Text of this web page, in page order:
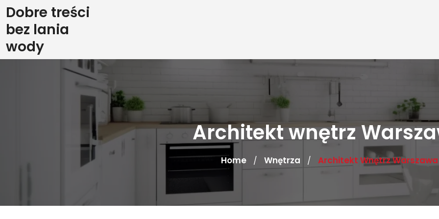
Skip
to
content
Dobre treści
bez lania
wody
Architekt wnętrz
Home / Wnętrza / Architekt Wnętrz Warszawa